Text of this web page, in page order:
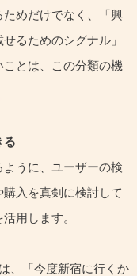
めだけでなく、「興
るためのシグナル」
とは、この分類の機
る
ように、ユーザーの検
入を真剣に検討して
用します。
、「今度新宿に行くか